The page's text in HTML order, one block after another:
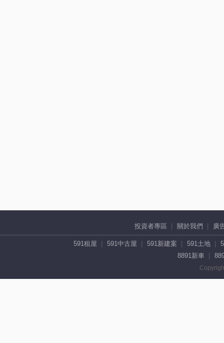
投資者專區 關於我們 廣
591租屋 591中古屋 591新建案 591土地
8891新車